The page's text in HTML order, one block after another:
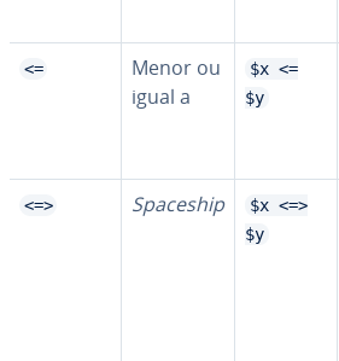
<=
Menor ou
igual a
$x <=
$y
<=> Spaceship
$x <=>
$y